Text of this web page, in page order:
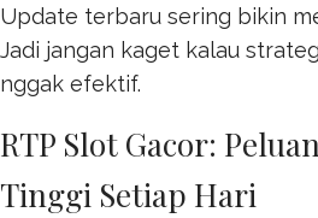
Update terbaru sering bikin
Jadi jangan kaget kalau
nggak efektif.
RTP Slot Gacor:
Tinggi Setiap Hari